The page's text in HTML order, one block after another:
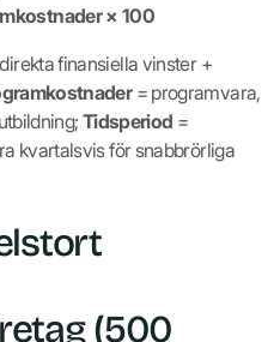
× 100
finansiella vinster +
= programvara,
Tidsperiod =
kvartalsvis för snabbrörliga
(500